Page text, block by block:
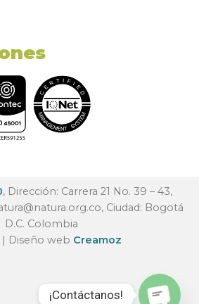
, Dirección: Carrera 21 No. 39 – 43,
, Ciudad: Bogotá
D.C. Colombia
| Diseño web Creamoz
¡Contáctanos!